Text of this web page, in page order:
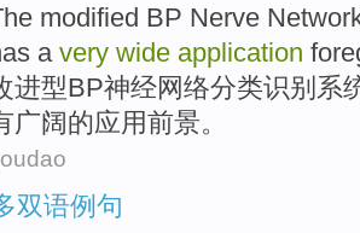
modified BP Nerve
a very wide application
进型BP神经网络分类识别 系
广阔的应用前景。
双语例句